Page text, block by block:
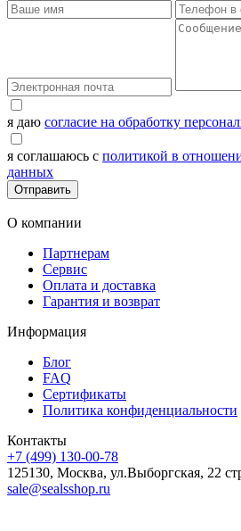
я даю согласие на обработку
я соглашаюсь с политикой в
данных
Отправить
О компании
Партнерам
Сервис
Оплата и доставка
Гарантия и возврат
Информация
Блог
FAQ
Сертификаты
Политика конфиденциальности
Контакты
+7 (499) 130-00-78
125130, Москва, ул.Выборгская, 22
sale@sealsshop.ru